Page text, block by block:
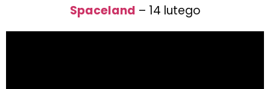
Spaceland – 14 lutego